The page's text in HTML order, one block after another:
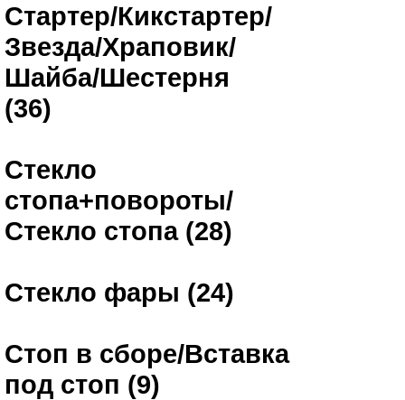
Стартер/Кикстартер/
Звезда/Храповик/
Шайба/Шестерня
(36)
Стекло
стопа+повороты/
Стекло стопа (28)
Стекло фары (24)
Стоп в сборе/Вставка
под стоп (9)